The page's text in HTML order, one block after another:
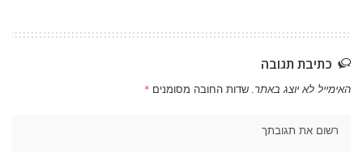
כתיבת תגובה
האימייל לא יוצג באתר. שדות החובה מסומנים *